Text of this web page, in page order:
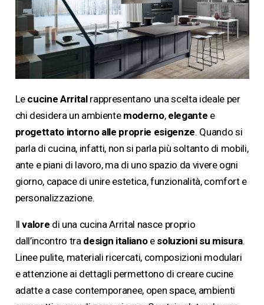
Le cucine Arritalrappresentano una scelta ideale per
chi desidera un ambiente moderno, elegante e
progettato intorno alle proprie esigenze. Quando si
parla di cucina, infatti, non si parla più soltanto di mobili,
ante e piani di lavoro, ma di uno spazio da vivere ogni
giorno, capace di unire estetica, funzionalità, comfort e
personalizzazione.
Ilvalore di una cucina Arrital nasce proprio
dall’incontro tra design italianoe soluzioni su misura.
Linee pulite, materiali ricercati, composizioni modulari
e attenzione ai dettagli permettono di creare cucine
adatte a case contemporanee, open space, ambienti